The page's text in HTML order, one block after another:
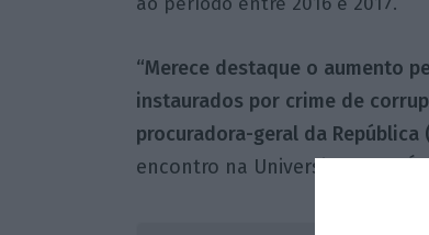
“Merece destaque o aumento
instaurados por crime de
procuradora-geral da República
encontro na Universidade de